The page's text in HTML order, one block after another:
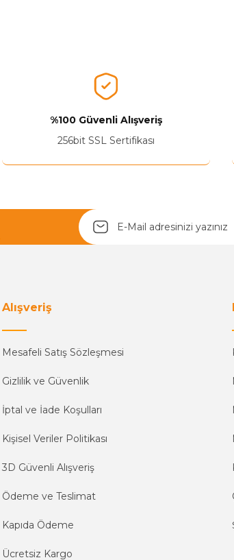
%100 Güvenli Alışveriş
256bit SSL Sertifikası
Alışveriş
Mesafeli Satış Sözleşmesi
Gizlilik ve Güvenlik
İptal ve İade Koşulları
Kişisel Veriler Politikası
3D Güvenli Alışveriş
Ödeme ve Teslimat
Kapıda Ödeme
Ücretsiz Kargo